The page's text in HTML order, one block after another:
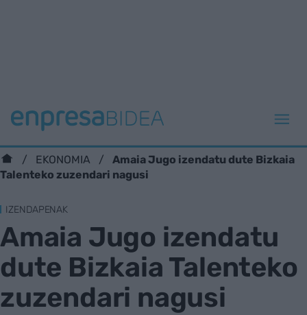
EKONOMIA
Amaia Jugo izendatu dute Bizkaia
Talenteko zuzendari nagusi
IZENDAPENAK
Amaia Jugo izendatu
dute Bizkaia Talenteko
zuzendari nagusi